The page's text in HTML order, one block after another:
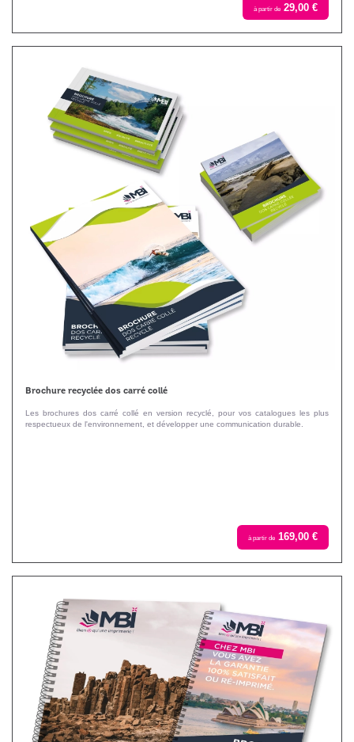
à partir de 29,00 €
Brochure recyclée dos carré collé
Les brochures dos carré collé en version recyclé, pour vos catalogues les plus
respectueux de l'environnement, et développer une communication durable.
à partir de 169,00 €